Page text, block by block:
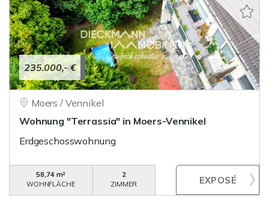
235.000,- €
Moers / Vennikel
Wohnung "Terrassia" in Moers-Vennikel
Erdgeschosswohnung
58,74 m²
WOHNFLÄCHE
2
ZIMMER